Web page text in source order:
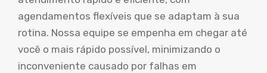
agendamentos flexíveis que se adaptam à sua
rotina. Nossa equipe se empenha em chegar até
você o mais rápido possível, minimizando o
inconveniente causado por falhas em